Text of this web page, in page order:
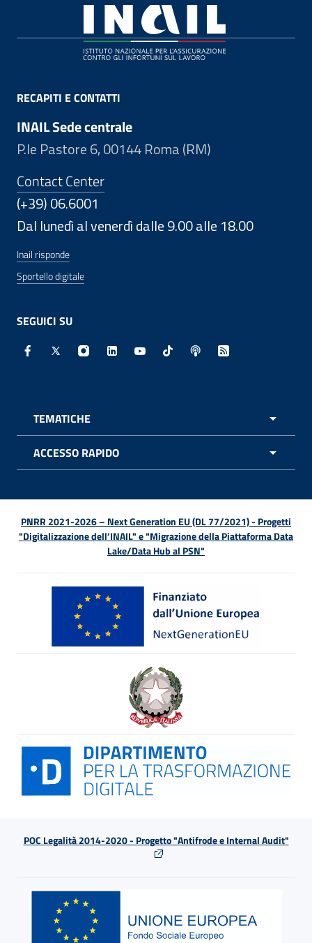
RECAPITI E CONTATTI
INAIL Sede centrale
P.le Pastore 6, 00144 Roma (RM)
Contact Center
(+39) 06.6001
Dal lunedì al venerdì dalle 9.00 alle 18.00
Inail risponde
Sportello digitale
SEGUICI SU
Facebook - Sito esterno - Apertura in nuova finestra
X - Sito esterno - Apertura in nuova finestra
Instagram - Sito esterno - Apertura in
Linkedin - Sito esterno - Apertura in
Youtube - Sito esterno -
TikTok - Sito esterno -
Spreaker - Sito
Feed RSS -
TEMATICHE
ACCESSO RAPIDO
PNRR 2021-2026 – Next Generation EU (DL 77/2021) - Progetti
"Digitalizzazione dell’INAIL" e "Migrazione della Piattaforma Data
Lake/Data Hub al PSN"
POC Legalità 2014-2020 - Progetto "Antifrode e Internal Audit"